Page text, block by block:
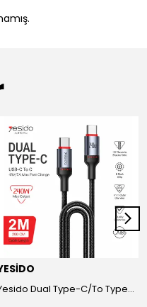
Yesido Dual Type-C/To Type-C 48V/5A Süper Hızlı Şarj ve Veri Kablo